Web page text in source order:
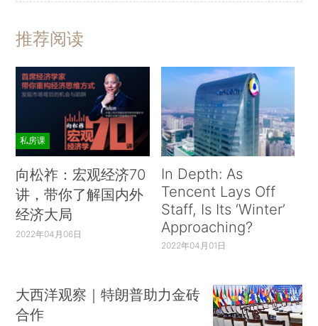
推荐阅读
私房课
向松祚：宏观经济70
讲，带你了解国内外
经济大局
2022年04月06日
In Depth: As
Tencent Lays Off
Staff, Is Its ‘Winter’
Approaching?
2022年04月01日
大西洋观察｜特朗普助力金砖
合作